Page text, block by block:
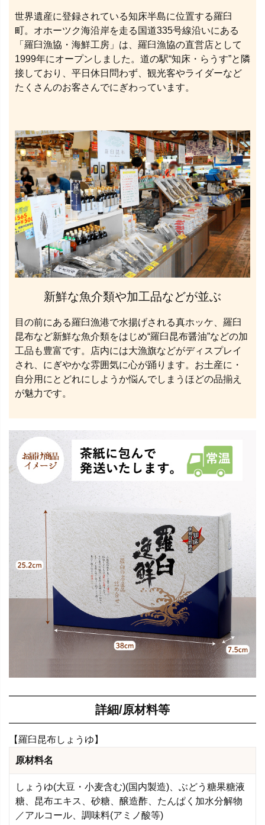
世界遺産に登録されている知床半島に位置する羅臼
町。オホーツク海沿岸を走る国道335号線沿いにある
「羅臼漁協・海鮮工房」は、羅臼漁協の直営店として
1999年にオープンしました。道の駅“知床・らうす”と隣
接しており、平日休日問わず、観光客やライダーなど
たくさんのお客さんでにぎわっています。
新鮮な魚介類や加工品などが並ぶ
目の前にある羅臼漁港で水揚げされる真ホッケ、羅臼
昆布など新鮮な魚介類をはじめ“羅臼昆布醤油”などの加
工品も豊富です。店内には大漁旗などがディスプレイ
され、にぎやかな雰囲気に心が踊ります。お土産に・
自分用にとどれにしようか悩んでしまうほどの品揃え
が魅力です。
詳細/原材料等
【羅臼昆布しょうゆ】
原材料名
しょうゆ(大豆・小麦含む)(国内製造)、ぶどう糖果糖液
糖、昆布エキス、砂糖、醸造酢、たんぱく加水分解物
／アルコール、調味料(アミノ酸等)